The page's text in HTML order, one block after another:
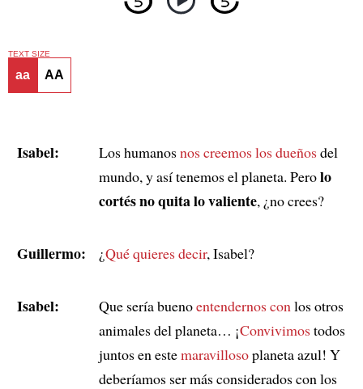
TEXT SIZE
aa AA
Isabel: Los humanosnos creemos los dueñosdel
mundo, y así tenemos el planeta. Perolo
cortés no quita lo valiente, ¿no crees?
Guillermo: ¿Qué quieres decir, Isabel?
Isabel: Que sería buenoentendernos con los otros
animales del planeta… ¡Convivimostodos
juntos en estemaravillosoplaneta azul! Y
deberíamos ser más considerados con los